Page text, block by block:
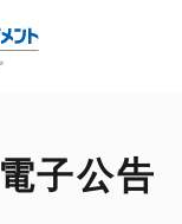
電子公告